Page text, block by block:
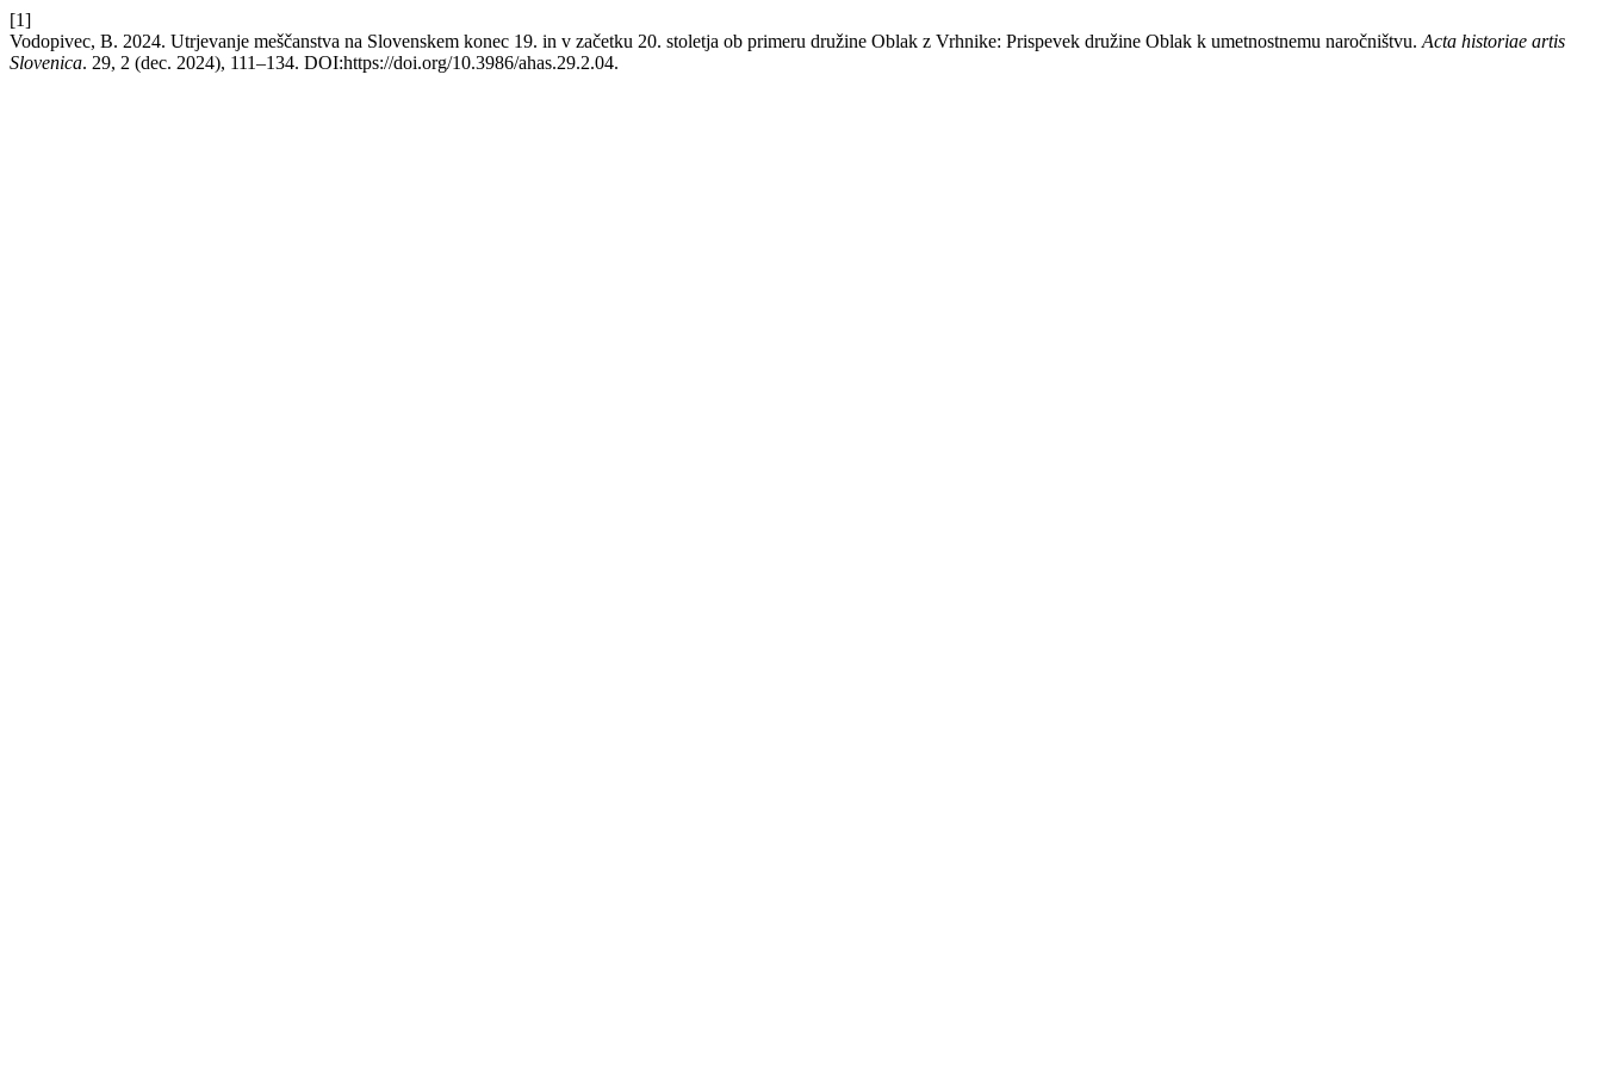
[1]
Vodopivec, B. 2024. Utrjevanje meščanstva na Slovenskem konec 19. in v začetku 20. stoletja ob primeru družine Oblak z Vrhnike: Prispevek družine Oblak k umetnostnemu naročništvu. Acta historiae artis
Slovenica. 29, 2 (dec. 2024), 111–134. DOI:https://doi.org/10.3986/ahas.29.2.04.